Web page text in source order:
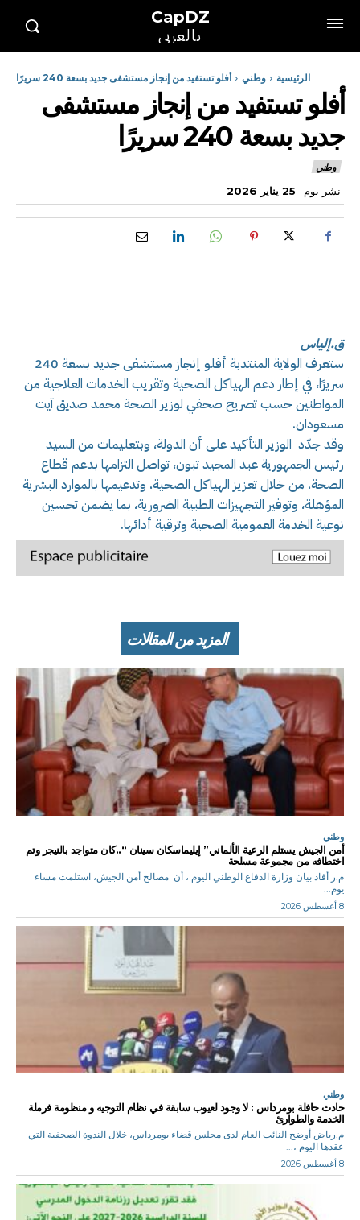
CapDZ
بالعربي
الرئيسية وطني أفلو تستفيد من إنجاز مستشفى جديد بسعة 240 سريرًا
أفلو تستفيد من إنجاز مستشفى
جديد بسعة 240 سريرًا
وطني
نشر يوم 25 يناير 2026
ق.إلياس
ستعرف الولاية المنتدبة أفلو إنجاز مستشفى جديد بسعة 240
سريرًا، في إطار دعم الهياكل الصحية وتقريب الخدمات العلاجية من
المواطنين حسب تصريح صحفي لوزير الصحة محمد صديق آيت
مسعودان.
وقد جدّد الوزير التأكيد على أن الدولة، وبتعليمات من السيد
رئيس الجمهورية عبد المجيد تبون، تواصل التزامها بدعم قطاع
الصحة، من خلال تعزيز الهياكل الصحية، وتدعيمها بالموارد البشرية
المؤهلة، وتوفير التجهيزات الطبية الضرورية، بما يضمن تحسين
نوعية الخدمة العمومية الصحية وترقية أدائها.
المزيد من المقالات
وطني
أمن الجيش يستلم الرعية الألماني” إيليماسكان سينان “..كان متواجد بالنيجر وتم
اختطافه من مجموعة مسلحة
م.ر أفاد بيان وزارة الدفاع الوطني اليوم ، أن مصالح أمن الجيش، استلمت مساء
يوم...
8 أغسطس 2026
وطني
حادث حافلة بومرداس : لا وجود لعيوب سابقة في نظام التوجيه و منظومة فرملة
الخدمة والطوارئ
م.رياض أوضح النائب العام لدى مجلس قضاء بومرداس، خلال الندوة الصحفية التي
عقدها اليوم ،...
8 أغسطس 2026